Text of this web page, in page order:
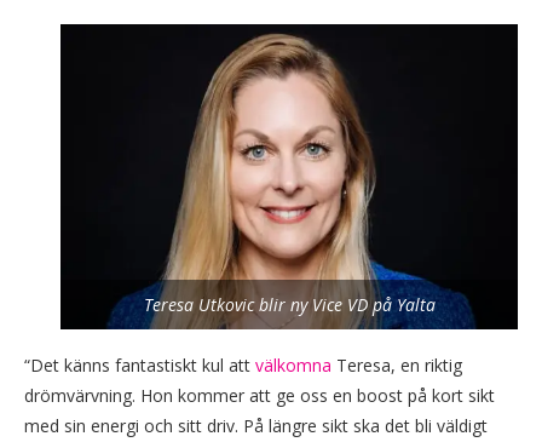
Teresa Utkovic blir ny Vice VD på Yalta
“Det känns fantastiskt kul att välkomna Teresa, en riktig
drömvärvning. Hon kommer att ge oss en boost på kort sikt
med sin energi och sitt driv. På längre sikt ska det bli väldigt